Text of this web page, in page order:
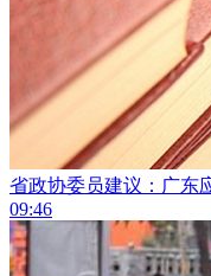
省政协委员建议：广东
09:46